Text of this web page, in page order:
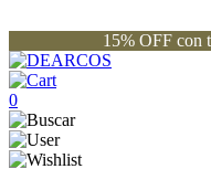
15% OFF con
0